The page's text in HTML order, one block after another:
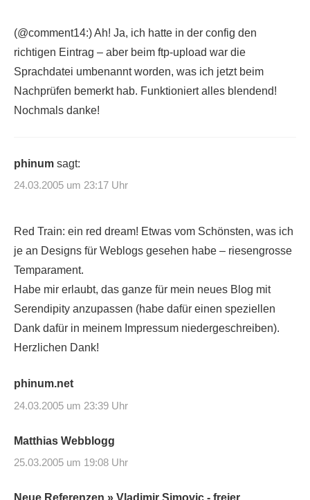
(@comment14:) Ah! Ja, ich hatte in der config den
richtigen Eintrag – aber beim ftp-upload war die
Sprachdatei umbenannt worden, was ich jetzt beim
Nachprüfen bemerkt hab. Funktioniert alles blendend!
Nochmals danke!
phinum sagt:
24.03.2005 um 23:17 Uhr
Red Train: ein red dream! Etwas vom Schönsten, was ich
je an Designs für Weblogs gesehen habe – riesengrosse
Temparament.
Habe mir erlaubt, das ganze für mein neues Blog mit
Serendipity anzupassen (habe dafür einen speziellen
Dank dafür in meinem Impressum niedergeschreiben).
Herzlichen Dank!
phinum.net
24.03.2005 um 23:39 Uhr
Matthias Webblogg
25.03.2005 um 19:08 Uhr